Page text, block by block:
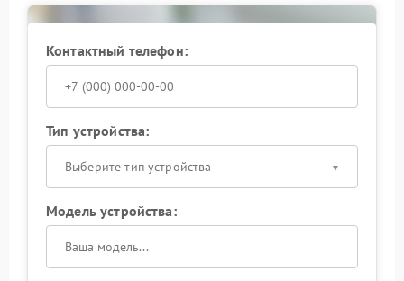
Контактный телефон:
Тип устройства:
Выберите тип устройства
Модель устройства: